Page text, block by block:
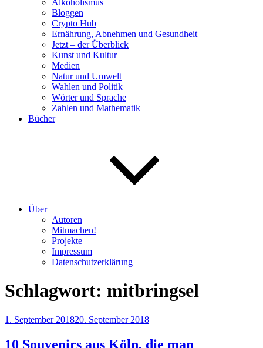
Alkoholismus
Bloggen
Crypto Hub
Ernährung, Abnehmen und Gesundheit
Jetzt – der Überblick
Kunst und Kultur
Medien
Natur und Umwelt
Wahlen und Politik
Wörter und Sprache
Zahlen und Mathematik
Bücher
Über
Autoren
Mitmachen!
Projekte
Impressum
Datenschutzerklärung
Schlagwort: mitbringsel
Veröffentlicht
1. September 201820. September 2018
10 Souvenirs aus Köln, die man